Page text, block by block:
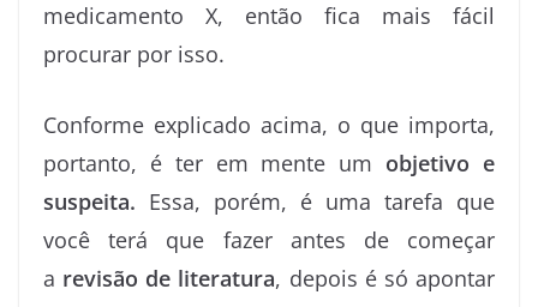
medicamento X, então fica mais fácil
procurar por isso.
Conforme explicado acima, o que importa,
portanto, é ter em mente um objetivo e
suspeita. Essa, porém, é uma tarefa que
você terá que fazer antes de começar
a revisão de literatura, depois é só apontar